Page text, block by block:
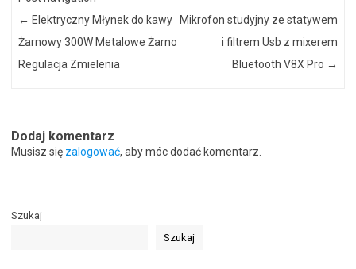
← Elektryczny Młynek do kawy
Żarnowy 300W Metalowe Żarno
Regulacja Zmielenia
Mikrofon studyjny ze statywem
i filtrem Usb z mixerem
Bluetooth V8X Pro →
Dodaj komentarz
Musisz się zalogować, aby móc dodać komentarz.
Szukaj
Szukaj